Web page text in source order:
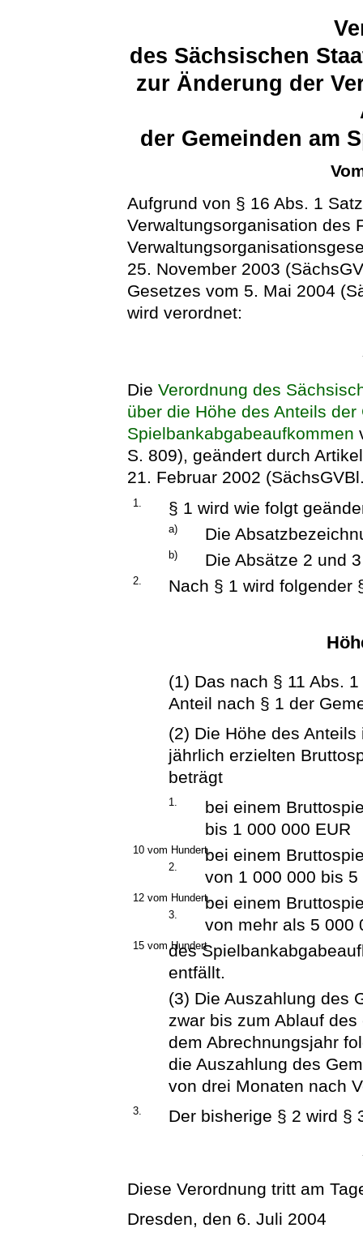
des Sächsischen
zur Änderung der
der Gemeinden am
Aufgrund von § 16 Abs. 1
Verwaltungsorganisation des
25. November 2003
Gesetzes vom 5. Mai 2004
wird verordnet:
DieVerordnung des
über die Höhe des Anteils
Spielbankabgabeaufkommen
S. 809), geändert durch
21. Februar 2002
1. § 1 wird wie folgt
a) Die
b) Die Absätze 2 und
2. Nach § 1 wird folgender
(1) Das nach § 11 Abs.
Anteil nach § 1 der
(2) Die Höhe des
jährlich erzielten
beträgt
1.
bei einem
bis 1 000 000 EUR
10 vom Hundert,
2.
bei einem
von 1 000 000 bis 5
12 vom Hundert,
3.
bei einem
von mehr als 5 000
15 vom Hundert
des
entfällt.
(3) Die Auszahlung des
zwar bis zum Ablauf
dem Abrechnungsjahr
die Auszahlung des
von drei Monaten nach
3. Der bisherige § 2 wird §
Diese Verordnung tritt am
Dresden, den 6. Juli 2004